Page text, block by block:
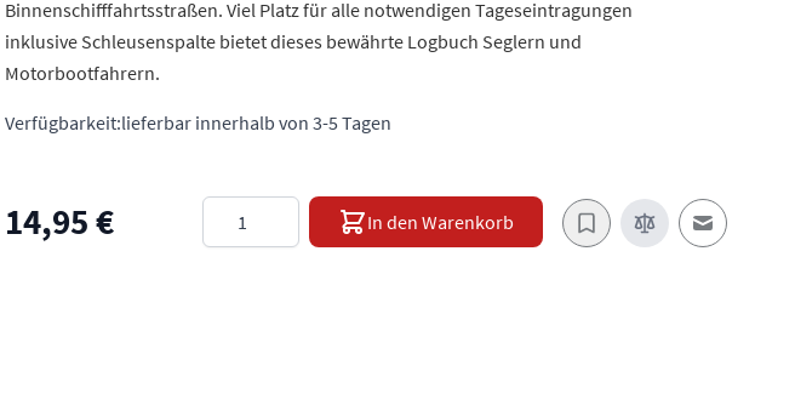
Binnenschifffahrtsstraßen. Viel Platz für alle notwendigen Tageseintragungen
inklusive Schleusenspalte bietet dieses bewährte Logbuch Seglern und
Motorbootfahrern.
Verfügbarkeit:lieferbar innerhalb von 3-5 Tagen
14,95 € Menge In den Warenkorb
E-Mail an